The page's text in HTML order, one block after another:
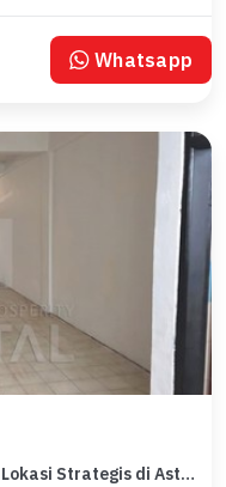
Whatsapp
3 Ruko Rendeng Bangunan 3 Lantai Lokasi Strategis di Astanaanyar Kota Bandung Cocok untuk Usahamu